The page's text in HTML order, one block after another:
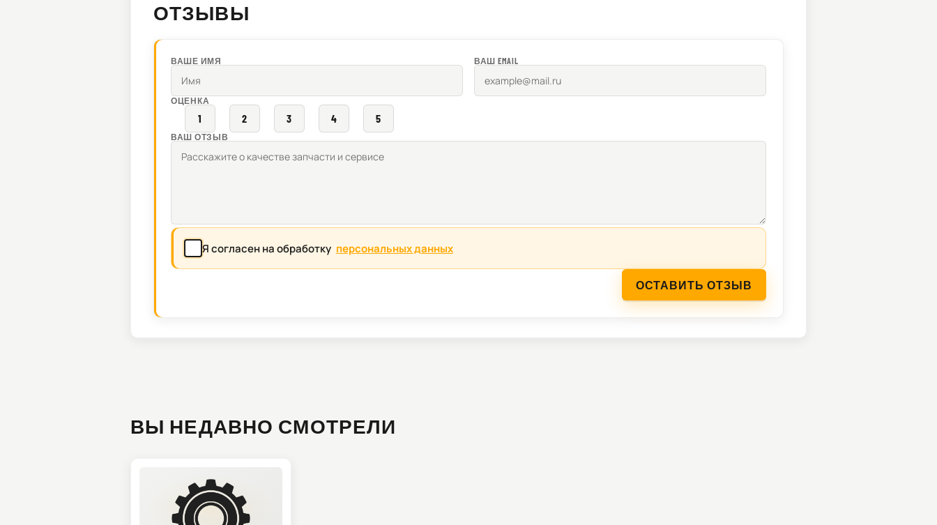
ОТЗЫВЫ
ВАШЕ ИМЯ ВАШ EMAIL
ОЦЕНКА
1 2 3 4 5
ВАШ ОТЗЫВ
Я согласен на обработку персональных данных
ОСТАВИТЬ ОТЗЫВ
ВЫ НЕДАВНО СМОТРЕЛИ